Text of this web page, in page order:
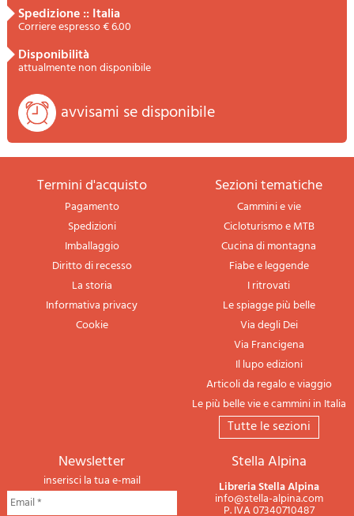
spedizione :: Italia
Corriere espresso € 6.00
disponibilità
attualmente non disponibile
avvisami se disponibile
termini d'acquisto
Pagamento
Spedizioni
Imballaggio
Diritto di recesso
La storia
Informativa privacy
Cookie
sezioni tematiche
Cammini e vie
Cicloturismo e MTB
Cucina di montagna
Fiabe e leggende
I ritrovati
Le spiagge più belle
Via degli Dei
Via Francigena
Il lupo edizioni
Articoli da regalo e viaggio
Le più belle vie e cammini in Italia
tutte le sezioni
newsletter
inserisci la tua e-mail
Stella Alpina
Libreria Stella Alpina
info@stella-alpina.com
P. IVA 07340710487